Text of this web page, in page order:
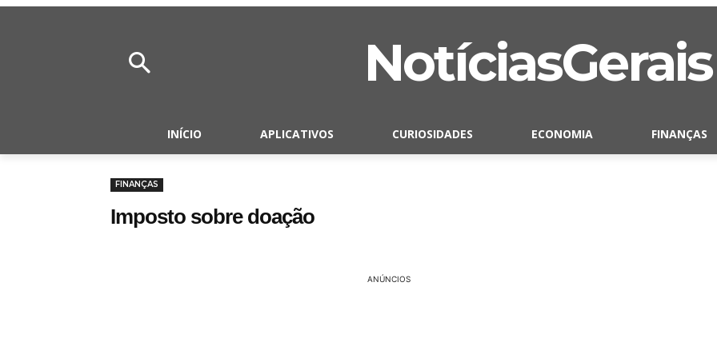
NotíciasGerais
INÍCIO APLICATIVOS CURIOSIDADES ECONOMIA FINANÇAS
FINANÇAS
Imposto sobre doação
ANÚNCIOS